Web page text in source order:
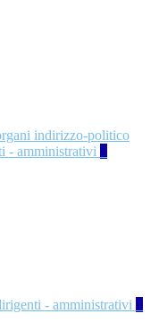
indirizzo-politico
- amministrativi 3
- amministrativi 1